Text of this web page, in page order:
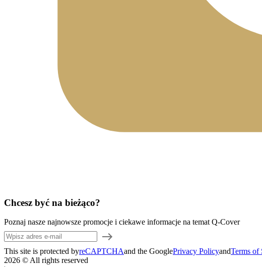
Chcesz być na bieżąco?
Poznaj nasze najnowsze promocje i ciekawe informacje na temat Q-Cover
This site is protected byreCAPTCHAand the GooglePrivacy PolicyandTerms of
2026 © All rights reserved